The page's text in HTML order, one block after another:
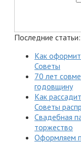
Последние статьи:
Как
Советы
70 лет
годовщину
Как
Советы
Свадебная
торжество
Оформляем